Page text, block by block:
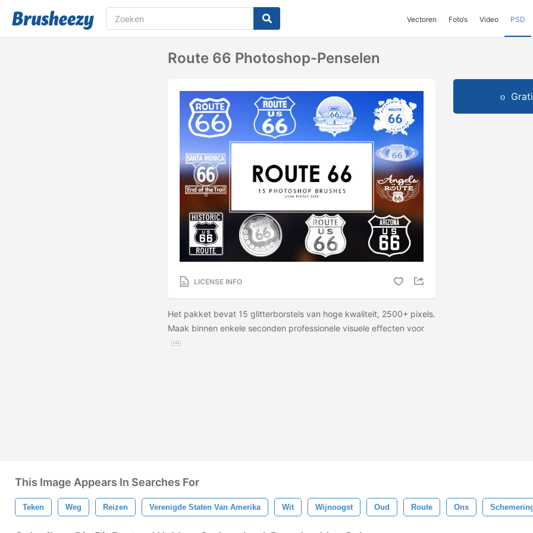
Vectoren Foto‘s Video PSD
Route 66 Photoshop-Penselen
LICENSE INFO
Het pakket bevat 15 glitterborstels van hoge kwaliteit, 2500+ pixels.
Maak binnen enkele seconden professionele visuele effecten voor
This Image Appears In Searches For
Teken Weg Reizen Verenigde Staten Van Amerika Wit Wijnoogst Oud Route Ons